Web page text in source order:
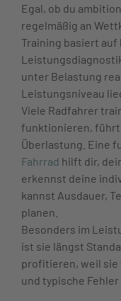
Egal, ob du
regelmäßig an
Training basiert auf
unter Belastung
Leistungsniveau
Viele Radfahrer
funktionieren, führt
Überlastung. Eine
Fahrrad hilft dir,
erkennst deine
kannst Ausdauer,
planen.
Besonders im
ist sie längst
profitieren, weil sie
und typische Fehler